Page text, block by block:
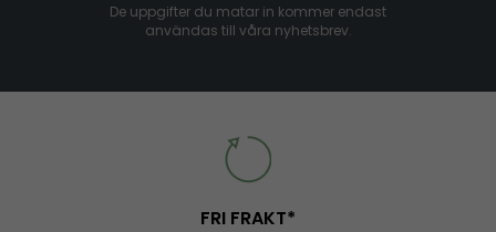
De uppgifter du matar in kommer endast
användas till våra nyhetsbrev.
FRI FRAKT*